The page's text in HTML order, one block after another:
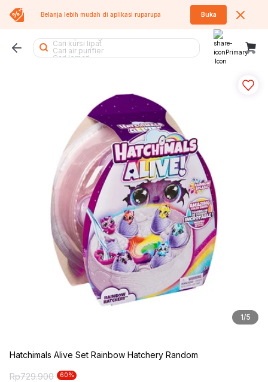
Belanja lebih mudah di aplikasi ruparupa Buka
Cari sofa
Cari kursi lipat
Cari air purifier
Cari lemari
Cari sofa bed
Cari rak buku
Cari tangga
Cari kursi
Cari rak sepatu
Cari meja belajar
Cari meja
Cari kasur
Cari lemari pakaian
Cari meja makan
Cari koper
1/5
Hatchimals Alive Set Rainbow Hatchery Random
Rp729.900 60%